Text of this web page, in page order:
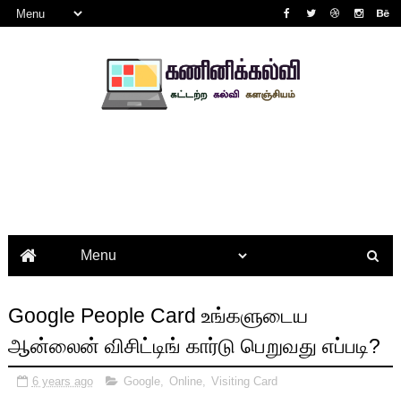
Google People Card உங்களுடைய
ஆன்லைன் விசிட்டிங் கார்டு பெறுவது எப்படி?
6 years ago Google, Online, Visiting Card